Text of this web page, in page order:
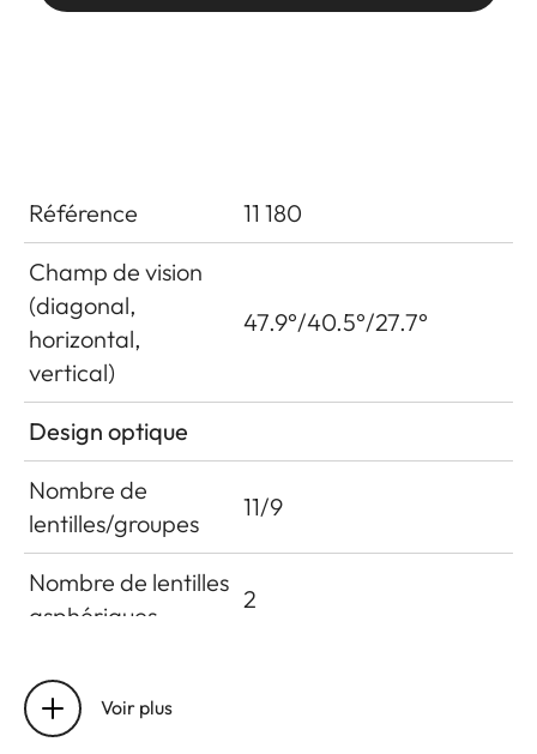
Référence
11 180
Champ de vision
(diagonal,
horizontal,
vertical)
47.9°/40.5°/27.7°
Design optique
Nombre de
lentilles/groupes
11/9
Nombre de lentilles
asphériques
2
Position de la
pupille d'entrée
Voir plus